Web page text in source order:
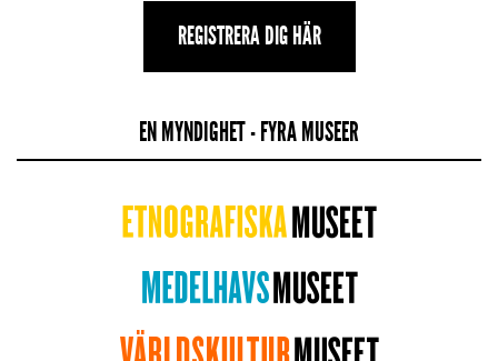
REGISTRERA DIG HÄR
EN MYNDIGHET - FYRA MUSEER